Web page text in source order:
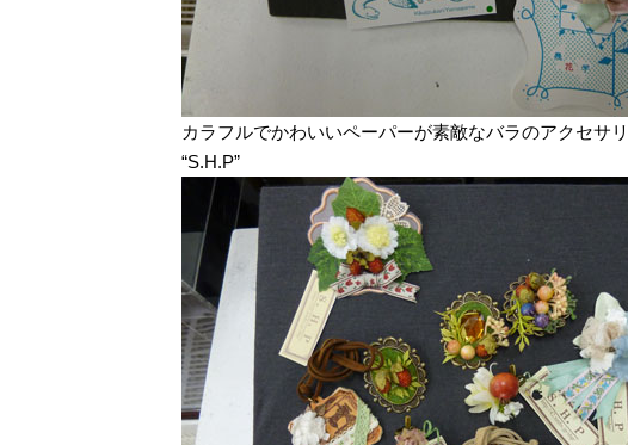
カラフルでかわいいペーパーが素敵なバラのアクセサリ
“S.H.P”